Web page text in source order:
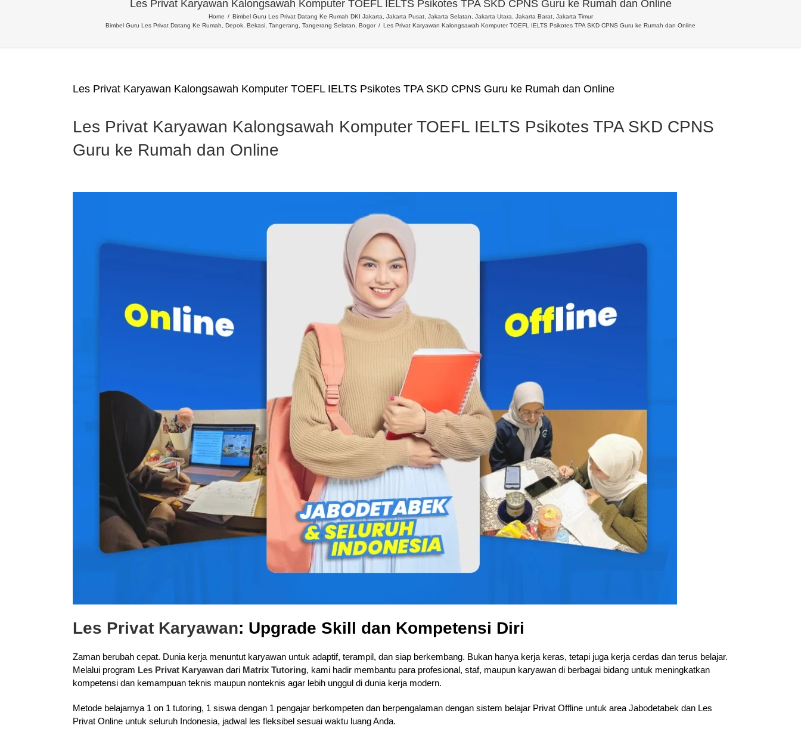
Les Privat Karyawan Kalongsawah Komputer TOEFL IELTS Psikotes TPA SKD CPNS Guru ke Rumah dan Online
Home
Bimbel Guru Les Privat Datang Ke Rumah DKI Jakarta, Jakarta Pusat, Jakarta Selatan, Jakarta Utara, Jakarta Barat, Jakarta Timur
Bimbel Guru Les Privat Datang Ke Rumah, Depok, Bekasi, Tangerang, Tangerang Selatan, Bogor
Les Privat Karyawan Kalongsawah Komputer TOEFL IELTS Psikotes TPA SKD CPNS Guru ke Rumah dan Online
Les Privat Karyawan Kalongsawah Komputer TOEFL IELTS Psikotes TPA SKD CPNS Guru ke Rumah dan Online
Les Privat Karyawan Kalongsawah Komputer TOEFL IELTS Psikotes TPA SKD CPNS
Guru ke Rumah dan Online
Les Privat Karyawan: Upgrade Skill dan Kompetensi Diri
Zaman berubah cepat. Dunia kerja menuntut karyawan untuk adaptif, terampil, dan siap berkembang. Bukan hanya kerja keras, tetapi juga kerja cerdas dan terus belajar.
Melalui program Les Privat Karyawandari Matrix Tutoring, kami hadir membantu para profesional, staf, maupun karyawan di berbagai bidang untuk meningkatkan
kompetensi dan kemampuan teknis maupun nonteknis agar lebih unggul di dunia kerja modern.
Metode belajarnya 1 on 1 tutoring, 1 siswa dengan 1 pengajar berkompeten dan berpengalaman dengan sistem belajar Privat Offline untuk area Jabodetabek dan Les
Privat Online untuk seluruh Indonesia, jadwal les fleksibel sesuai waktu luang Anda.